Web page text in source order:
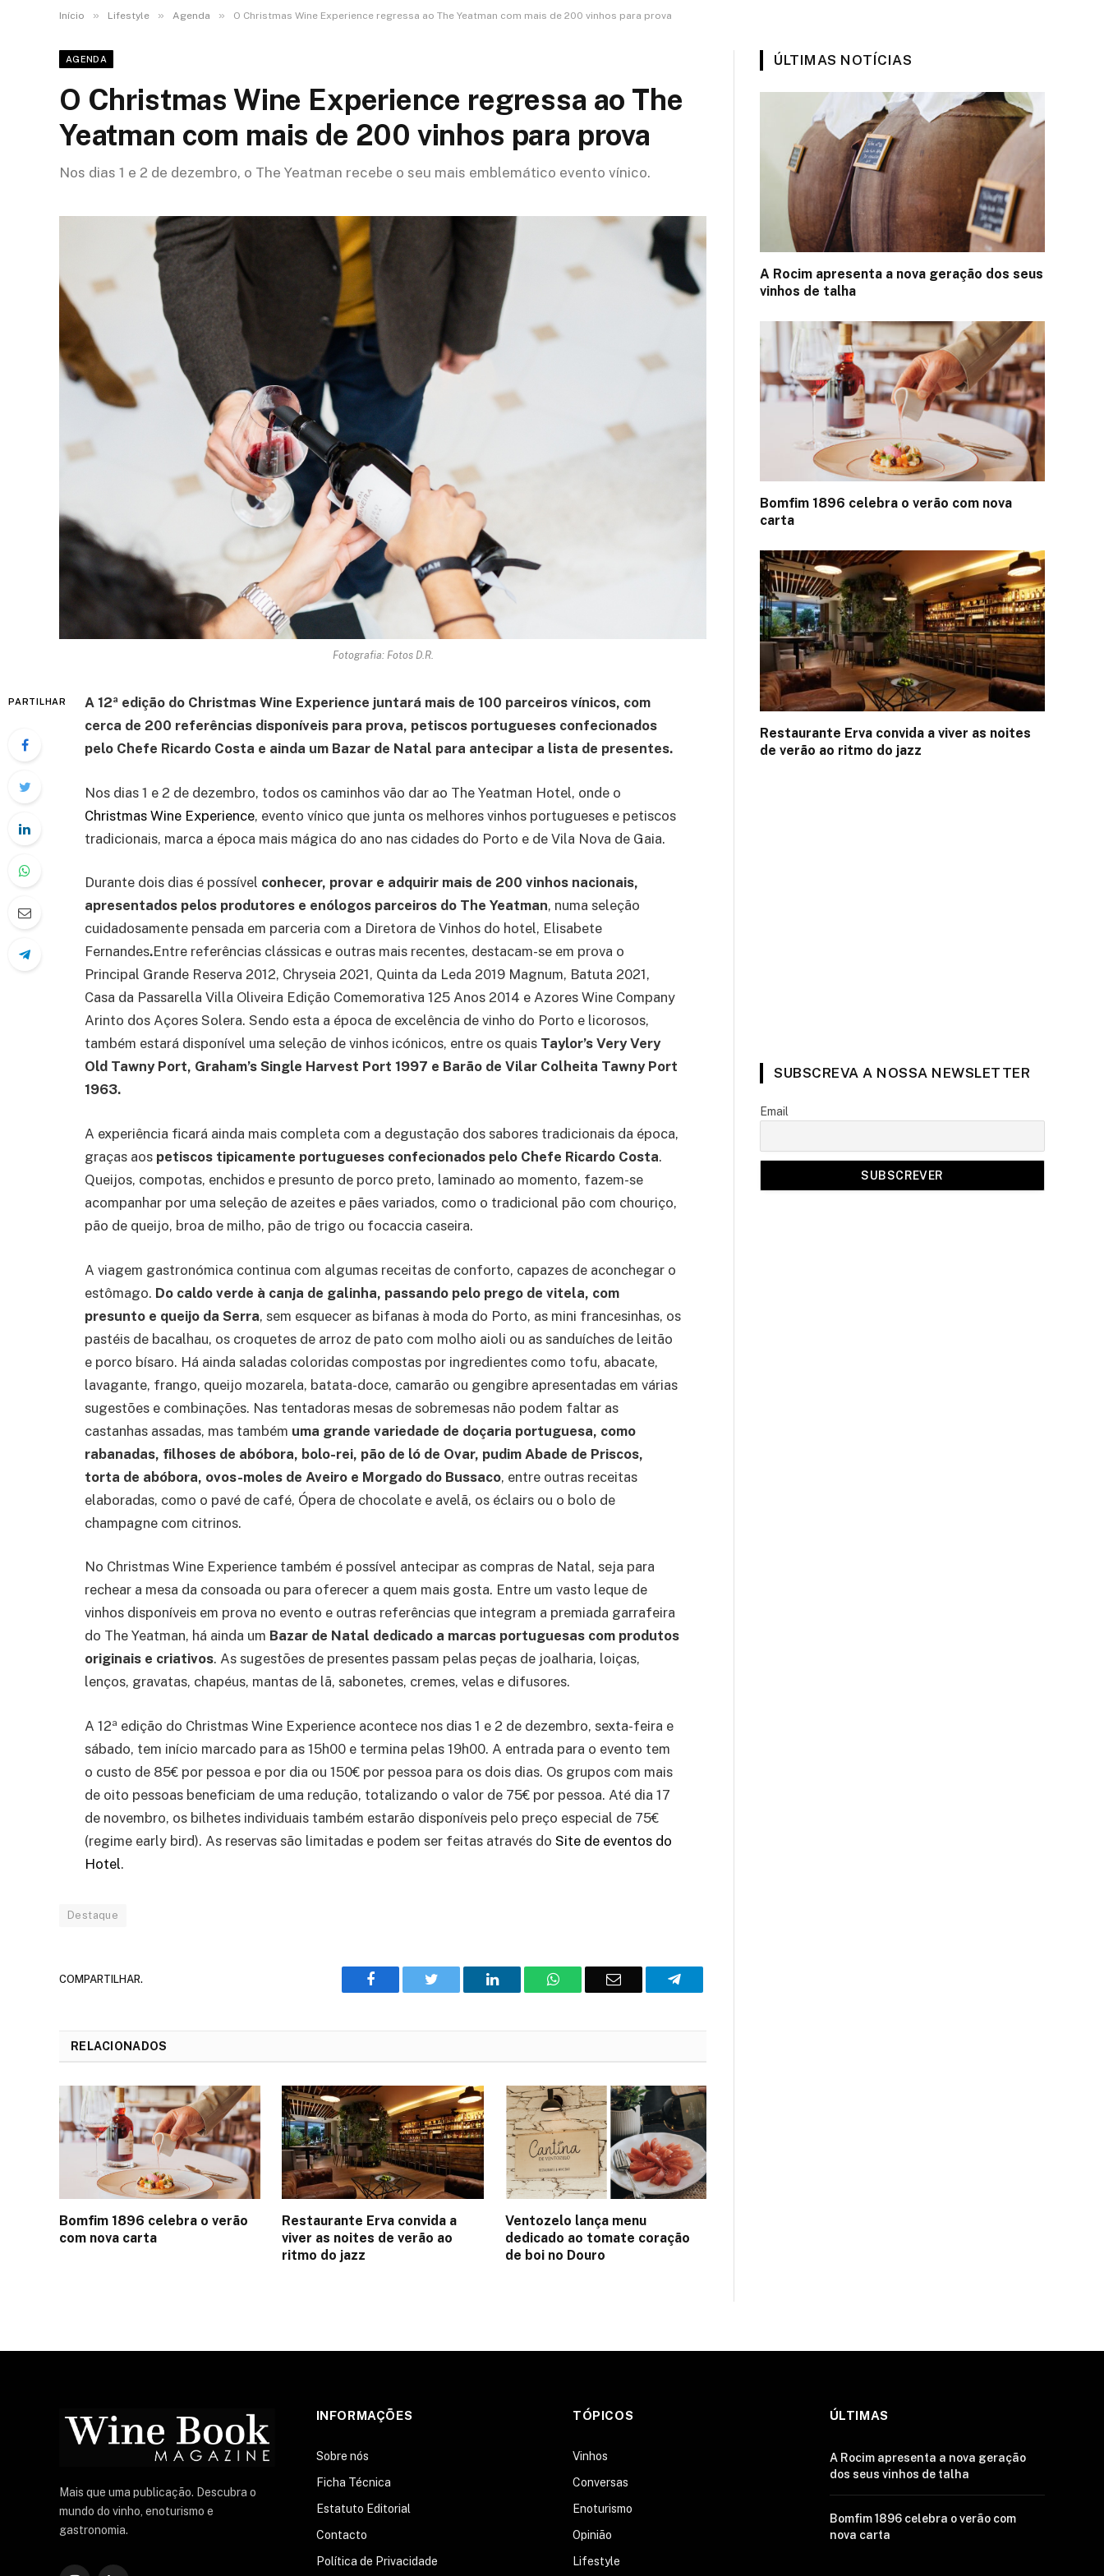
Início » Lifestyle » Agenda » O Christmas Wine Experience regressa ao The Yeatman com mais de 200 vinhos para prova
AGENDA
O Christmas Wine Experience regressa ao The
Yeatman com mais de 200 vinhos para prova
Nos dias 1 e 2 de dezembro, o The Yeatman recebe o seu mais emblemático evento vínico.
Fotografia: Fotos D.R.
PARTILHAR
A 12ª edição do Christmas Wine Experience juntará mais de 100 parceiros vínicos, com
cerca de 200 referências disponíveis para prova, petiscos portugueses confecionados
pelo Chefe Ricardo Costa e ainda um Bazar de Natal para antecipar a lista de presentes.
Nos dias 1 e 2 de dezembro, todos os caminhos vão dar ao The Yeatman Hotel, onde o
Christmas Wine Experience, evento vínico que junta os melhores vinhos portugueses e petiscos
tradicionais, marca a época mais mágica do ano nas cidades do Porto e de Vila Nova de Gaia.
Durante dois dias é possível conhecer, provar e adquirir mais de 200 vinhos nacionais,
apresentados pelos produtores e enólogos parceiros do The Yeatman, numa seleção
cuidadosamente pensada em parceria com a Diretora de Vinhos do hotel, Elisabete
Fernandes.Entre referências clássicas e outras mais recentes, destacam-se em prova o
Principal Grande Reserva 2012, Chryseia 2021, Quinta da Leda 2019 Magnum, Batuta 2021,
Casa da Passarella Villa Oliveira Edição Comemorativa 125 Anos 2014 e Azores Wine Company
Arinto dos Açores Solera. Sendo esta a época de excelência de vinho do Porto e licorosos,
também estará disponível uma seleção de vinhos icónicos, entre os quais Taylor’s Very Very
Old Tawny Port, Graham’s Single Harvest Port 1997 e Barão de Vilar Colheita Tawny Port
1963.
A experiência ficará ainda mais completa com a degustação dos sabores tradicionais da época,
graças aos petiscos tipicamente portugueses confecionados pelo Chefe Ricardo Costa.
Queijos, compotas, enchidos e presunto de porco preto, laminado ao momento, fazem-se
acompanhar por uma seleção de azeites e pães variados, como o tradicional pão com chouriço,
pão de queijo, broa de milho, pão de trigo ou focaccia caseira.
A viagem gastronómica continua com algumas receitas de conforto, capazes de aconchegar o
estômago. Do caldo verde à canja de galinha, passando pelo prego de vitela, com
presunto e queijo da Serra, sem esquecer as bifanas à moda do Porto, as mini francesinhas, os
pastéis de bacalhau, os croquetes de arroz de pato com molho aioli ou as sanduíches de leitão
e porco bísaro. Há ainda saladas coloridas compostas por ingredientes como tofu, abacate,
lavagante, frango, queijo mozarela, batata-doce, camarão ou gengibre apresentadas em várias
sugestões e combinações. Nas tentadoras mesas de sobremesas não podem faltar as
castanhas assadas, mas também uma grande variedade de doçaria portuguesa, como
rabanadas, filhoses de abóbora, bolo-rei, pão de ló de Ovar, pudim Abade de Priscos,
torta de abóbora, ovos-moles de Aveiro e Morgado do Bussaco, entre outras receitas
elaboradas, como o pavé de café, Ópera de chocolate e avelã, os éclairs ou o bolo de
champagne com citrinos.
No Christmas Wine Experience também é possível antecipar as compras de Natal, seja para
rechear a mesa da consoada ou para oferecer a quem mais gosta. Entre um vasto leque de
vinhos disponíveis em prova no evento e outras referências que integram a premiada garrafeira
do The Yeatman, há ainda um Bazar de Natal dedicado a marcas portuguesas com produtos
originais e criativos. As sugestões de presentes passam pelas peças de joalharia, loiças,
lenços, gravatas, chapéus, mantas de lã, sabonetes, cremes, velas e difusores.
A 12ª edição do Christmas Wine Experience acontece nos dias 1 e 2 de dezembro, sexta-feira e
sábado, tem início marcado para as 15h00 e termina pelas 19h00. A entrada para o evento tem
o custo de 85€ por pessoa e por dia ou 150€ por pessoa para os dois dias. Os grupos com mais
de oito pessoas beneficiam de uma redução, totalizando o valor de 75€ por pessoa. Até dia 17
de novembro, os bilhetes individuais também estarão disponíveis pelo preço especial de 75€
(regime early bird). As reservas são limitadas e podem ser feitas através do Site de eventos do
Hotel.
Destaque
COMPARTILHAR. Facebook Twitter
O
WhatsAppE-
Telegrama
RELACIONADOS
Bomfim 1896 celebra o verão
com nova carta
Restaurante Erva convida a
viver as noites de verão ao
ritmo do jazz
Ventozelo lança menu
dedicado ao tomate coração
de boi no Douro
ÚLTIMAS NOTÍCIAS
A Rocim apresenta a nova geração dos seus
vinhos de talha
Bomfim 1896 celebra o verão com nova
carta
Restaurante Erva convida a viver as noites
de verão ao ritmo do jazz
SUBSCREVA A NOSSA NEWSLETTER
Email
Mais que uma publicação. Descubra o
mundo do vinho, enoturismo e
gastronomia.
INFORMAÇÕES
Sobre nós
Ficha Técnica
Estatuto Editorial
Contacto
Política de Privacidade
TÓPICOS
Vinhos
Conversas
Enoturismo
Opinião
Lifestyle
ÚLTIMAS
A Rocim apresenta a nova geração
dos seus vinhos de talha
Bomfim 1896 celebra o verão com
nova carta